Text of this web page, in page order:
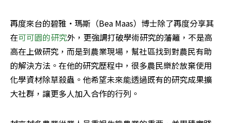
再度來台的碧雅‧瑪斯（Bea Maas）博士除了再度分享其
在可可園的研究外，更強調打破學術研究的藩籬，不是高
高在上做研究，而是到農業現場，幫社區找到對農民有助
的解決方法。在他的研究歷程中，很多農民樂於放棄使用
化學資材除草殺蟲。他希望未來能透過既有的研究成果擴
大社群，讓更多人加入合作的行列。